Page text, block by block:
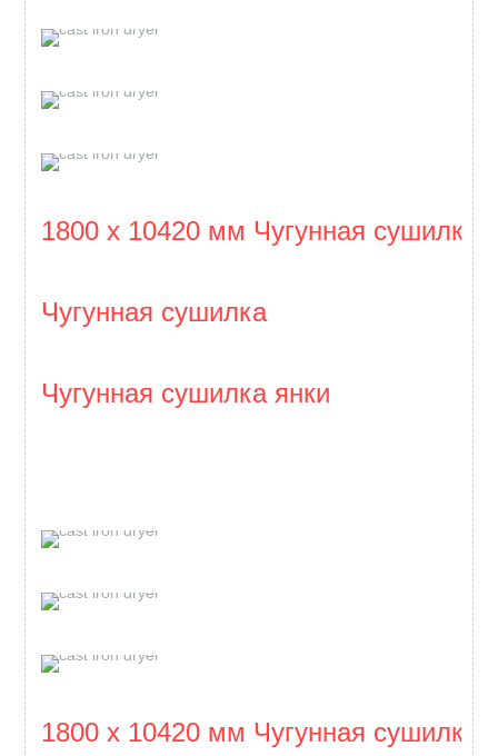
1800 x 10420 мм Чугунная сушилка
Чугунная сушилка
Чугунная сушилка янки
1800 x 10420 мм Чугунная сушилка